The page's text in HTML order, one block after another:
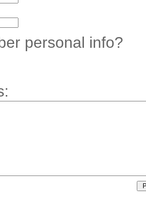
personal info?